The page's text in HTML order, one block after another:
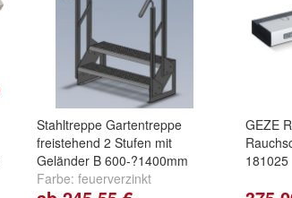
Stahltreppe Gartentreppe
freistehend 2 Stufen mit
Geländer B 600-?1400mm
Farbe: feuerverzinkt
GEZE
181025